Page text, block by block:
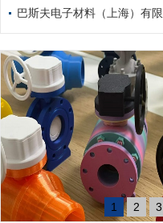
巴斯夫电子材料（上海）有限
1 2 3